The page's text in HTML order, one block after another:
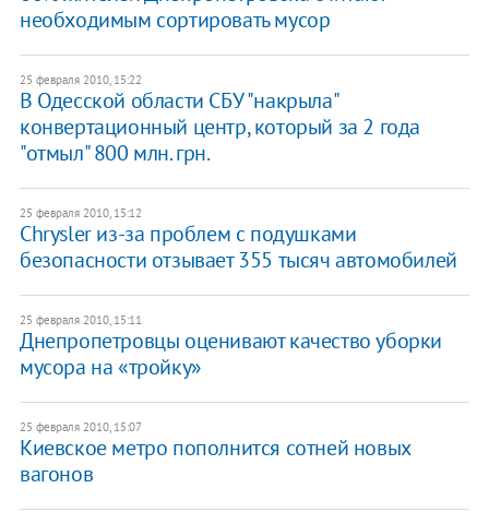
необходимым сортировать мусор
25 февраля 2010, 15:22
В Одесской области СБУ "накрыла"
конвертационный центр, который за 2 года
"отмыл" 800 млн. грн.
25 февраля 2010, 15:12
Chrysler из-за проблем с подушками
безопасности отзывает 355 тысяч автомобилей
25 февраля 2010, 15:11
Днепропетровцы оценивают качество уборки
мусора на «тройку»
25 февраля 2010, 15:07
Киевское метро пополнится сотней новых
вагонов